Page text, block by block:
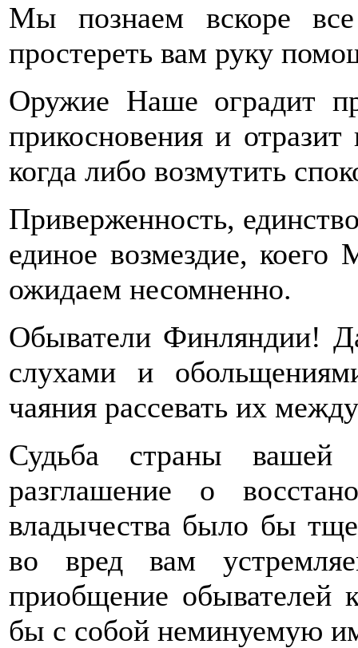
Мы познаем вскоре
простереть вам руку
Оружие Наше оградит
прикосновения и
когда либо возмутить
Приверженность,
единое возмездие,
ожидаем несомненно.
Обыватели Финляндии!
слухами и
чаяния рассевать их
Судьба страны вашей
разглашение о
владычества было бы
во вред вам
приобщение обывателей
бы с собой неминуемую